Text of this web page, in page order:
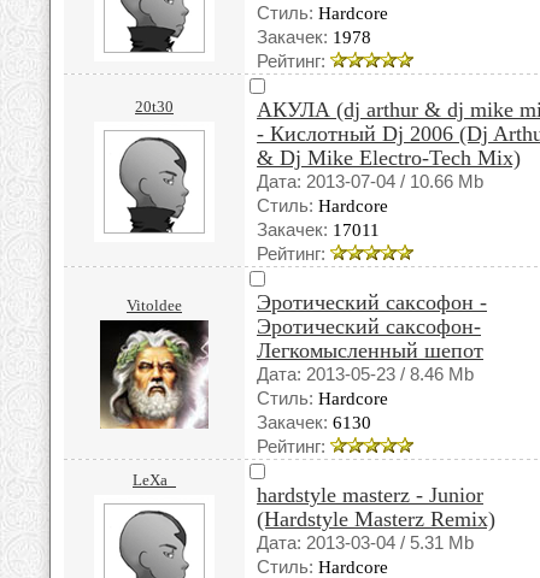
Стиль: Hardcore
Закачек: 1978
Рейтинг:
20t30
АКУЛА (dj arthur & dj mike
- Кислотный Dj 2006 (Dj
& Dj Mike Electro-Tech Mix)
Дата: 2013-07-04 / 10.66 Mb
Стиль: Hardcore
Закачек: 17011
Рейтинг:
Vitoldee
Эротический саксофон -
Эротический саксофон-
Легкомысленный шепот
Дата: 2013-05-23 / 8.46 Mb
Стиль: Hardcore
Закачек: 6130
Рейтинг:
LeXa_
hardstyle masterz - Junior
(Hardstyle Masterz Remix)
Дата: 2013-03-04 / 5.31 Mb
Стиль: Hardcore